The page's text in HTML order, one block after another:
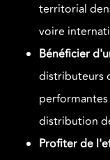
territorial
voire
Bénéficier
distributeurs
distribution
Profiter de